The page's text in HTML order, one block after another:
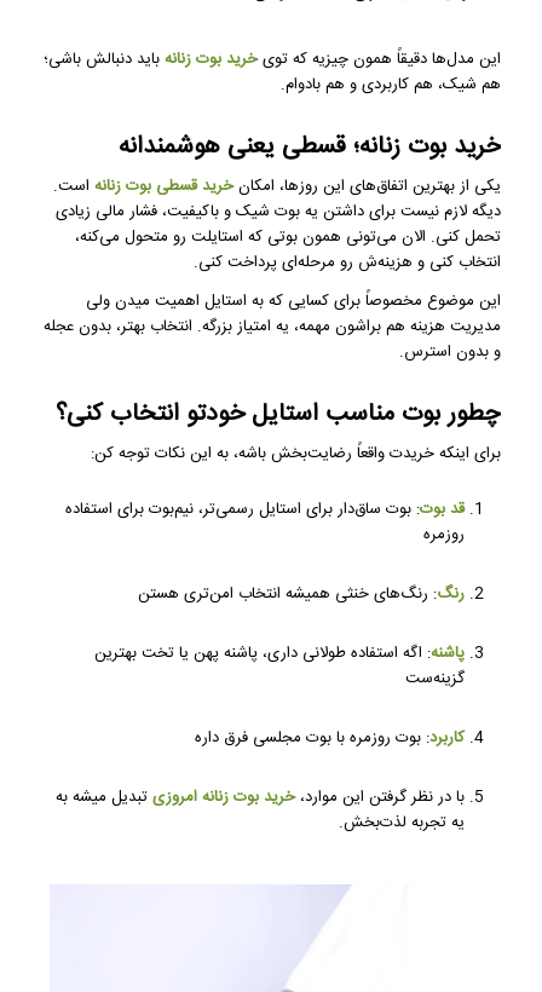
این مدل‌ها دقیقاً همون چیزیه که تویخرید بوت زنانهباید دنبالش باشی؛
هم شیک، هم کاربردی و هم بادوام.
خرید بوت زنانه؛ قسطی یعنی هوشمندانه
یکی از بهترین اتفاق‌های این روزها، امکانخرید قسطی بوت زنانهاست.
دیگه لازم نیست برای داشتن یه بوت شیک و باکیفیت، فشار مالی زیادی
تحمل کنی. الان می‌تونی همون بوتی که استایلت رو متحول می‌کنه،
انتخاب کنی و هزینه‌ش رو مرحله‌ای پرداخت کنی.
این موضوع مخصوصاً برای کسایی که به استایل اهمیت میدن ولی
مدیریت هزینه هم براشون مهمه، یه امتیاز بزرگه. انتخاب بهتر، بدون عجله
و بدون استرس.
چطور بوت مناسب استایل خودتو انتخاب کنی؟
برای اینکه خریدت واقعاً رضایت‌بخش باشه، به این نکات توجه کن:
قد بوت: بوت ساق‌دار برای استایل رسمی‌تر، نیم‌بوت برای استفاده
روزمره
رنگ: رنگ‌های خنثی همیشه انتخاب امن‌تری هستن
پاشنه: اگه استفاده طولانی داری، پاشنه پهن یا تخت بهترین
گزینه‌ست
کاربرد: بوت روزمره با بوت مجلسی فرق داره
با در نظر گرفتن این موارد،خرید بوت زنانه امروزیتبدیل میشه به
یه تجربه لذت‌بخش.